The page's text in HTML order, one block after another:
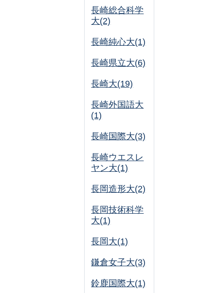
長崎総合科学
大(2)
長崎純心大(1)
長崎県立大(6)
長崎大(19)
長崎外国語大
(1)
長崎国際大(3)
長崎ウエスレ
ヤン大(1)
長岡造形大(2)
長岡技術科学
大(1)
長岡大(1)
鎌倉女子大(3)
鈴鹿国際大(1)